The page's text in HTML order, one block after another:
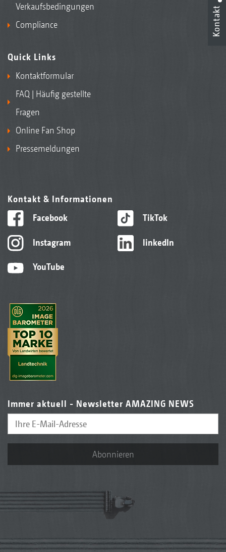
Verkaufsbedingungen
Compliance
Quick Links
Kontaktformular
FAQ | Häufig gestellte
Fragen
Online Fan Shop
Pressemeldungen
Kontakt & Informationen
Facebook
Instagram
YouTube
TikTok
linkedIn
Immer aktuell - Newsletter AMAZING NEWS
Abonnieren
Kontakt